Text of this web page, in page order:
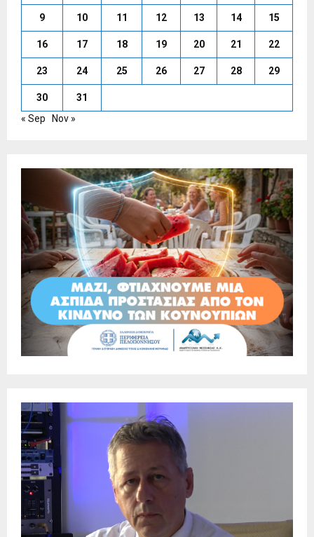
9 10 11 12 13 14 15
16 17 18 19 20 21 22
23 24 25 26 27 28 29
30
31
« Sep
Nov »